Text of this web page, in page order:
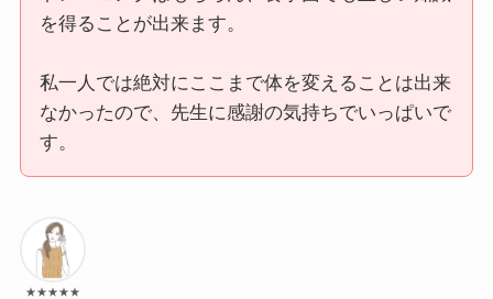
を得ることが出来ます。
私一人では絶対にここまで体を変えることは出来
なかったので、先生に感謝の気持ちでいっぱいで
す。
★★★★★